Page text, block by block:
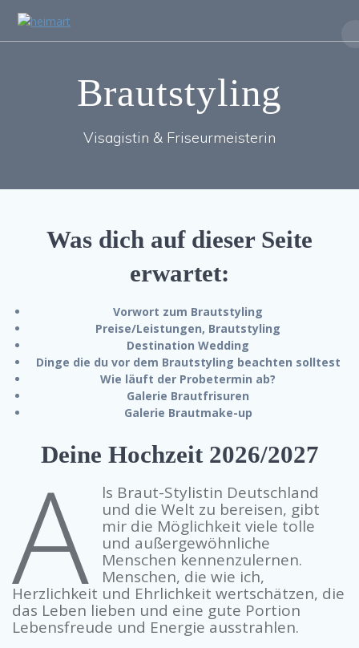
springen
Brautstyling
Visagistin & Friseurmeisterin
Was dich auf dieser Seite
erwartet:
Vorwort zum Brautstyling
Preise/Leistungen, Brautstyling
Destination Wedding
Dinge die du vor dem Brautstyling beachten solltest
Wie läuft der Probetermin ab?
Galerie Brautfrisuren
Galerie Brautmake-up
Deine Hochzeit 2026/2027
A
ls Braut-Stylistin Deutschland
und die Welt zu bereisen, gibt
mir die Möglichkeit viele tolle
und außergewöhnliche
Menschen kennenzulernen.
Menschen, die wie ich,
Herzlichkeit und Ehrlichkeit wertschätzen, die
das Leben lieben und eine gute Portion
Lebensfreude und Energie ausstrahlen.